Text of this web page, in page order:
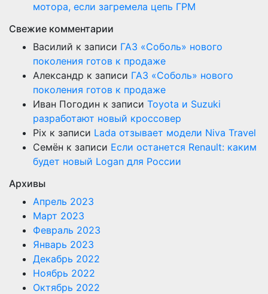
мотора, если загремела цепь ГРМ
Свежие комментарии
Василий к записи ГАЗ «Соболь» нового
поколения готов к продаже
Александр к записи ГАЗ «Соболь» нового
поколения готов к продаже
Иван Погодин к записи Toyota и Suzuki
разработают новый кроссовер
Pix к записи Lada отзывает модели Niva Travel
Семён к записи Если останется Renault: каким
будет новый Logan для России
Архивы
Апрель 2023
Март 2023
Февраль 2023
Январь 2023
Декабрь 2022
Ноябрь 2022
Октябрь 2022